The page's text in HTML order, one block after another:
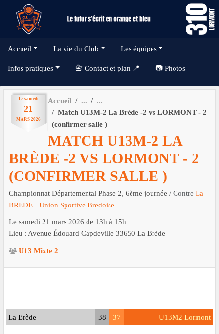
Accueil La vie du Club Les équipes
Infos pratiques 📇 Contact et plan 📍 📷 Photos
Le samedi
21
MARS 2026
Accueil
Match U13M-2 La Brède -2 vs LORMONT - 2
(confirmer salle )
MATCH U13M-2 LA
BRÈDE -2 VS LORMONT - 2
(CONFIRMER SALLE )
Championnat Départemental Phase 2, 6ème journée / Contre La
BREDE - Union Sportive Bredoise
Le samedi 21 mars 2026 de 13h à 15h
Lieu : Avenue Édouard Capdeville 33650 La Brède
U13 Mixte 2
La Brède 38 37 U13M2 Lormont
Panneau de gestion des cookies